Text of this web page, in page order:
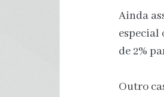
Ainda
especial
de 2%
Outro